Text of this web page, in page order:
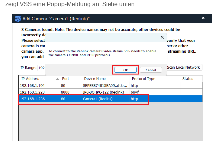
zeigt VSS eine Popup-Meldung an. Siehe unten: